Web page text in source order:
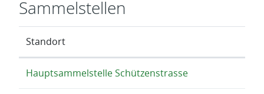
Sammelstellen
Standort
Hauptsammelstelle Schützenstrasse